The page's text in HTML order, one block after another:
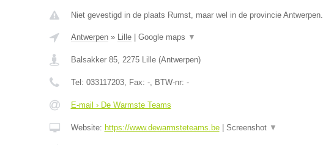
Niet gevestigd in de plaats Rumst, maar wel in de provincie Antwerpen.
Antwerpen» Lille| Google maps ▼
Balsakker 85, 2275 Lille(Antwerpen)
Tel: 033117203, Fax: -, BTW-nr: -
E-mail › De Warmste Teams
Website: https://www.dewarmsteteams.be| Screenshot ▼